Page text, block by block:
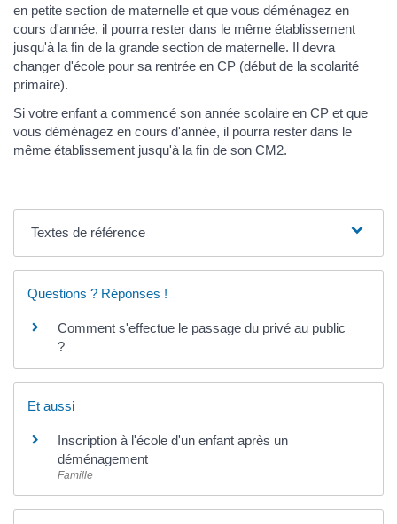
en petite section de maternelle et que vous déménagez en
cours d'année, il pourra rester dans le même établissement
jusqu'à la fin de la grande section de maternelle. Il devra
changer d'école pour sa rentrée en CP (début de la scolarité
primaire).
Si votre enfant a commencé son année scolaire en CP et que
vous déménagez en cours d'année, il pourra rester dans le
même établissement jusqu'à la fin de son CM2.
Textes de référence
Questions ? Réponses !
Comment s'effectue le passage du privé au public
?
Et aussi
Inscription à l'école d'un enfant après un
déménagement
Famille